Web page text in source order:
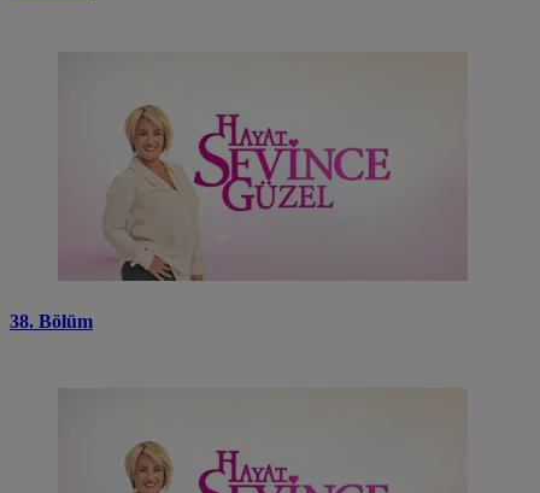
38. Bölüm